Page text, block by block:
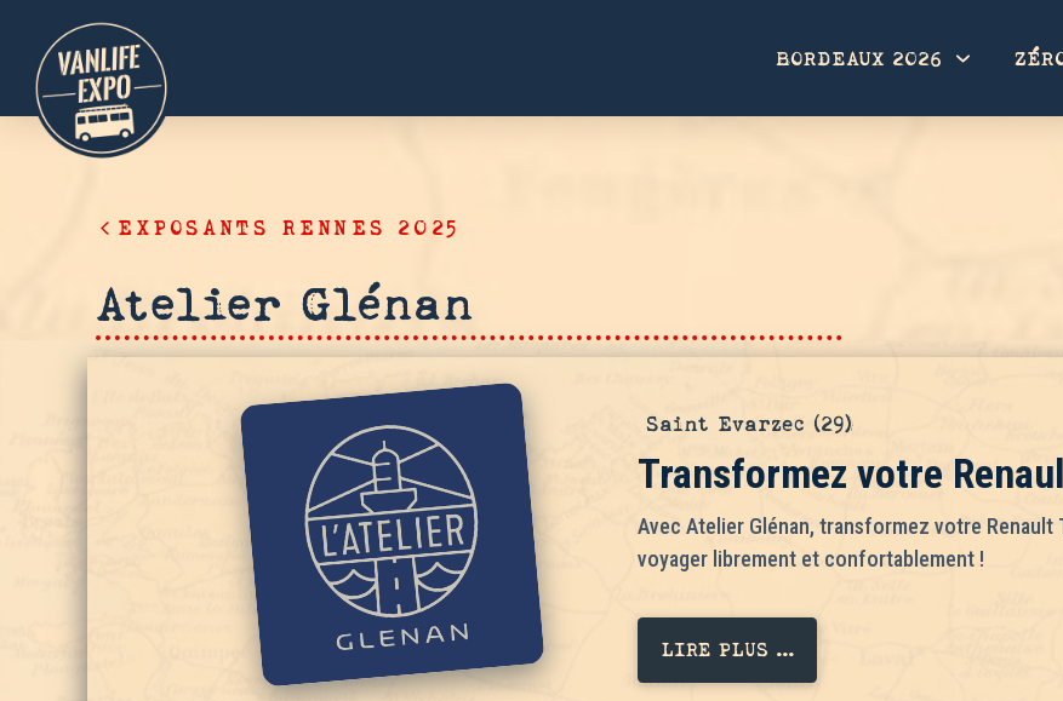
BORDEAUX 2026
EXPOSANTS RENNES 2025
Atelier Glénan
Saint Evarzec (29)
Transformez votre
Avec Atelier Glénan, transformez votre
voyager librement et confortablement !
LIRE PLUS ...